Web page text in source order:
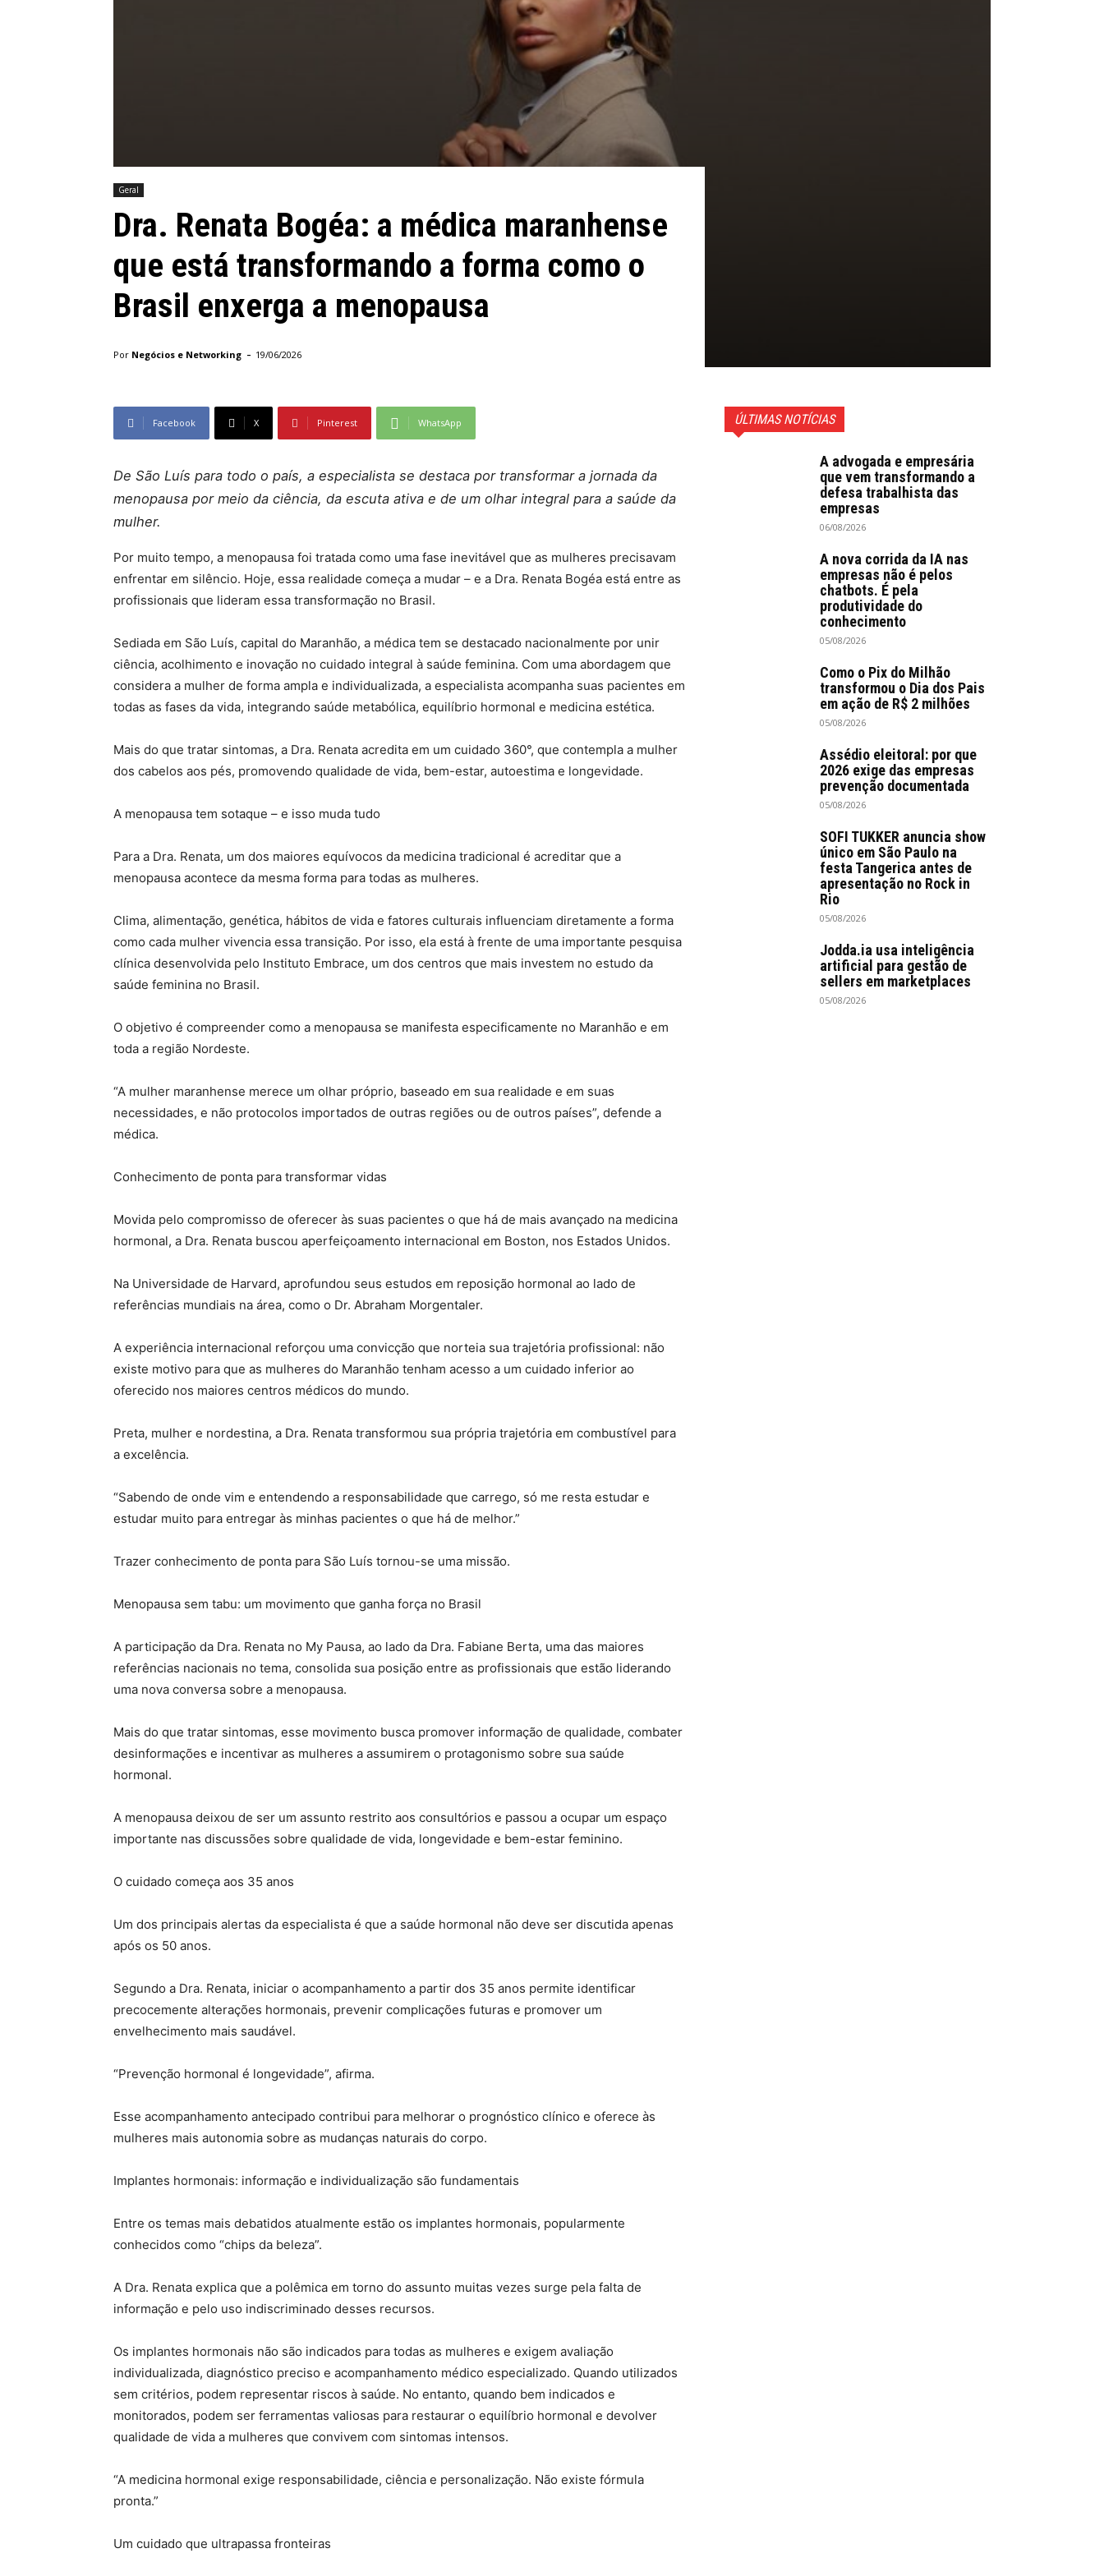
Geral
Dra. Renata Bogéa: a médica maranhense
que está transformando a forma como o
Brasil enxerga a menopausa
Por Negócios e Networking - 19/06/2026
Facebook X Pinterest WhatsApp
De São Luís para todo o país, a especialista se destaca por transformar a jornada da
menopausa por meio da ciência, da escuta ativa e de um olhar integral para a saúde da
mulher.
Por muito tempo, a menopausa foi tratada como uma fase inevitável que as mulheres precisavam
enfrentar em silêncio. Hoje, essa realidade começa a mudar – e a Dra. Renata Bogéa está entre as
profissionais que lideram essa transformação no Brasil.
Sediada em São Luís, capital do Maranhão, a médica tem se destacado nacionalmente por unir
ciência, acolhimento e inovação no cuidado integral à saúde feminina. Com uma abordagem que
considera a mulher de forma ampla e individualizada, a especialista acompanha suas pacientes em
todas as fases da vida, integrando saúde metabólica, equilíbrio hormonal e medicina estética.
Mais do que tratar sintomas, a Dra. Renata acredita em um cuidado 360°, que contempla a mulher
dos cabelos aos pés, promovendo qualidade de vida, bem-estar, autoestima e longevidade.
A menopausa tem sotaque – e isso muda tudo
Para a Dra. Renata, um dos maiores equívocos da medicina tradicional é acreditar que a
menopausa acontece da mesma forma para todas as mulheres.
Clima, alimentação, genética, hábitos de vida e fatores culturais influenciam diretamente a forma
como cada mulher vivencia essa transição. Por isso, ela está à frente de uma importante pesquisa
clínica desenvolvida pelo Instituto Embrace, um dos centros que mais investem no estudo da
saúde feminina no Brasil.
O objetivo é compreender como a menopausa se manifesta especificamente no Maranhão e em
toda a região Nordeste.
“A mulher maranhense merece um olhar próprio, baseado em sua realidade e em suas
necessidades, e não protocolos importados de outras regiões ou de outros países”, defende a
médica.
Conhecimento de ponta para transformar vidas
Movida pelo compromisso de oferecer às suas pacientes o que há de mais avançado na medicina
hormonal, a Dra. Renata buscou aperfeiçoamento internacional em Boston, nos Estados Unidos.
Na Universidade de Harvard, aprofundou seus estudos em reposição hormonal ao lado de
referências mundiais na área, como o Dr. Abraham Morgentaler.
A experiência internacional reforçou uma convicção que norteia sua trajetória profissional: não
existe motivo para que as mulheres do Maranhão tenham acesso a um cuidado inferior ao
oferecido nos maiores centros médicos do mundo.
Preta, mulher e nordestina, a Dra. Renata transformou sua própria trajetória em combustível para
a excelência.
“Sabendo de onde vim e entendendo a responsabilidade que carrego, só me resta estudar e
estudar muito para entregar às minhas pacientes o que há de melhor.”
Trazer conhecimento de ponta para São Luís tornou-se uma missão.
Menopausa sem tabu: um movimento que ganha força no Brasil
A participação da Dra. Renata no My Pausa, ao lado da Dra. Fabiane Berta, uma das maiores
referências nacionais no tema, consolida sua posição entre as profissionais que estão liderando
uma nova conversa sobre a menopausa.
Mais do que tratar sintomas, esse movimento busca promover informação de qualidade, combater
desinformações e incentivar as mulheres a assumirem o protagonismo sobre sua saúde
hormonal.
A menopausa deixou de ser um assunto restrito aos consultórios e passou a ocupar um espaço
importante nas discussões sobre qualidade de vida, longevidade e bem-estar feminino.
O cuidado começa aos 35 anos
Um dos principais alertas da especialista é que a saúde hormonal não deve ser discutida apenas
após os 50 anos.
Segundo a Dra. Renata, iniciar o acompanhamento a partir dos 35 anos permite identificar
precocemente alterações hormonais, prevenir complicações futuras e promover um
envelhecimento mais saudável.
“Prevenção hormonal é longevidade”, afirma.
Esse acompanhamento antecipado contribui para melhorar o prognóstico clínico e oferece às
mulheres mais autonomia sobre as mudanças naturais do corpo.
Implantes hormonais: informação e individualização são fundamentais
Entre os temas mais debatidos atualmente estão os implantes hormonais, popularmente
conhecidos como “chips da beleza”.
A Dra. Renata explica que a polêmica em torno do assunto muitas vezes surge pela falta de
informação e pelo uso indiscriminado desses recursos.
Os implantes hormonais não são indicados para todas as mulheres e exigem avaliação
individualizada, diagnóstico preciso e acompanhamento médico especializado. Quando utilizados
sem critérios, podem representar riscos à saúde. No entanto, quando bem indicados e
monitorados, podem ser ferramentas valiosas para restaurar o equilíbrio hormonal e devolver
qualidade de vida a mulheres que convivem com sintomas intensos.
“A medicina hormonal exige responsabilidade, ciência e personalização. Não existe fórmula
pronta.”
Um cuidado que ultrapassa fronteiras
ÚLTIMAS NOTÍCIAS
A advogada e empresária
que vem transformando a
defesa trabalhista das
empresas
06/08/2026
A nova corrida da IA nas
empresas não é pelos
chatbots. É pela
produtividade do
conhecimento
05/08/2026
Como o Pix do Milhão
transformou o Dia dos Pais
em ação de R$ 2 milhões
05/08/2026
Assédio eleitoral: por que
2026 exige das empresas
prevenção documentada
05/08/2026
SOFI TUKKER anuncia show
único em São Paulo na
festa Tangerica antes de
apresentação no Rock in
Rio
05/08/2026
Jodda.ia usa inteligência
artificial para gestão de
sellers em marketplaces
05/08/2026